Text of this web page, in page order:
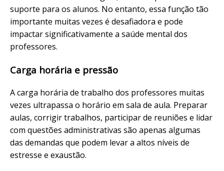
suporte para os alunos. No entanto, essa função tão
importante muitas vezes é desafiadora e pode
impactar significativamente a saúde mental dos
professores.
Carga horária e pressão
A carga horária de trabalho dos professores muitas
vezes ultrapassa o horário em sala de aula. Preparar
aulas, corrigir trabalhos, participar de reuniões e lidar
com questões administrativas são apenas algumas
das demandas que podem levar a altos níveis de
estresse e exaustão.